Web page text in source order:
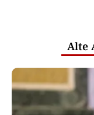
Alte